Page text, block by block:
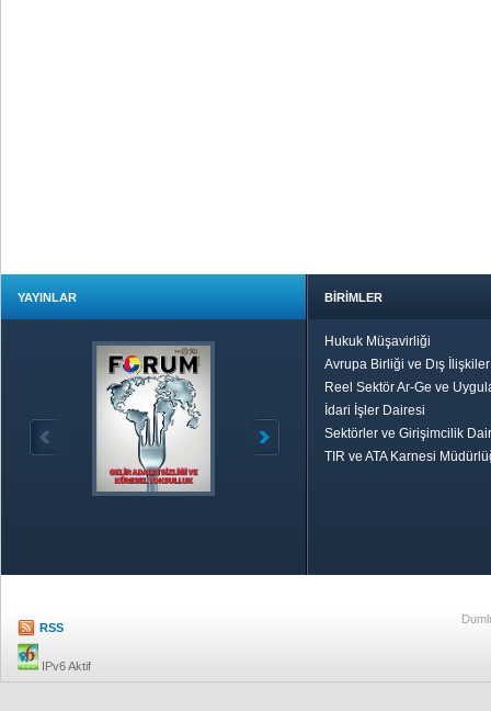
YAYINLAR BİRİMLER
Hukuk Müşavirliği
Avrupa Birliği ve Dış
Reel Sektör Ar-Ge ve
İdari İşler Dairesi
Sektörler ve Girişimcilik
TIR ve ATA Karnesi
RSS
IPv6 Aktif